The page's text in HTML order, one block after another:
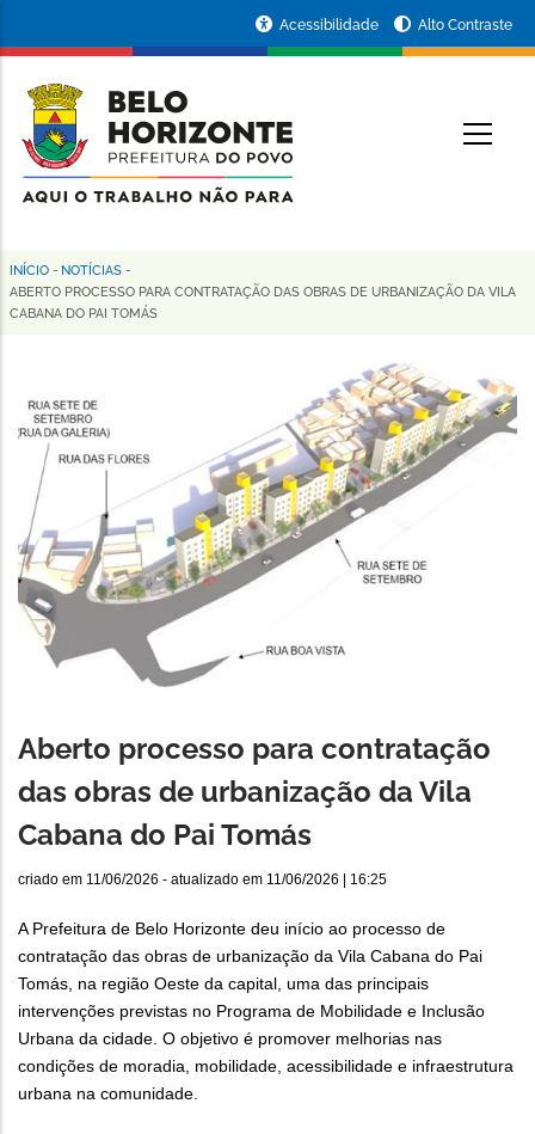
conteúdo
principal
da
Prefeitura
de
Horizonte
Acessibilidade Alto Contraste
Trilha
de
INÍCIO - NOTÍCIAS -
ABERTO PROCESSO PARA CONTRATAÇÃO DAS OBRAS DE URBANIZAÇÃO DA VILA
CABANA DO PAI TOMÁS
Aberto processo para contratação
das obras de urbanização da Vila
Cabana do Pai Tomás
criado em 11/06/2026 - atualizado em 11/06/2026 | 16:25
A Prefeitura de Belo Horizonte deu início ao processo de
contratação das obras de urbanização da Vila Cabana do Pai
Tomás, na região Oeste da capital, uma das principais
intervenções previstas no Programa de Mobilidade e Inclusão
Urbana da cidade. O objetivo é promover melhorias nas
condições de moradia, mobilidade, acessibilidade e infraestrutura
urbana na comunidade.